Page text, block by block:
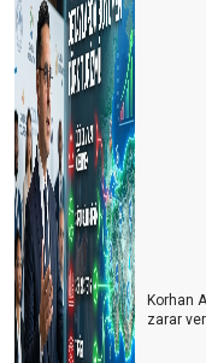
Yeni bir iş modeli
Bir kırmızı ataç ile bir
Ateş karıncaları yada
Krizler gerçekten fırsat
Gelecek de bir gün
Küresel ısınma ve
2020'deki Sosyal
Gruen etkisi ya da
Korhan
zarar